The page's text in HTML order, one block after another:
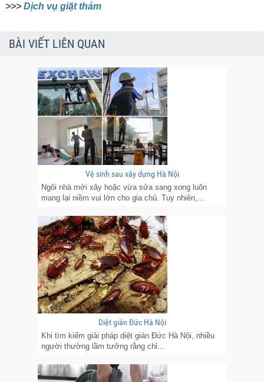
>>> Dịch vụ giặt thảm
BÀI VIẾT LIÊN QUAN
Vệ sinh sau xây dựng Hà Nội
Ngôi nhà mới xây hoặc vừa sửa sang xong luôn
mang lại niềm vui lớn cho gia chủ. Tuy nhiên,...
Diệt gián Đức Hà Nội
Khi tìm kiếm giải pháp diệt gián Đức Hà Nội, nhiều
người thường lầm tưởng rằng chỉ...